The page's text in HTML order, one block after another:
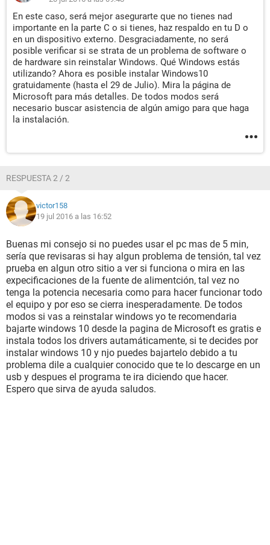
En este caso, será mejor asegurarte que no tienes nad
importante en la parte C o si tienes, haz respaldo en tu D o
en un dispositivo externo. Desgraciadamente, no será
posible verificar si se strata de un problema de software o
de hardware sin reinstalar Windows. Qué Windows estás
utilizando? Ahora es posible instalar Windows10
gratuidamente (hasta el 29 de Julio). Mira la página de
Microsoft para más detalles. De todos modos será
necesario buscar asistencia de algún amigo para que haga
la instalación.
RESPUESTA 2 / 2
victor158
19 jul 2016 a las 16:52
Buenas mi consejo si no puedes usar el pc mas de 5 min,
sería que revisaras si hay algun problema de tensión, tal vez
prueba en algun otro sitio a ver si funciona o mira en las
expecificaciones de la fuente de alimentción, tal vez no
tenga la potencia necesaria como para hacer funcionar todo
el equipo y por eso se cierra inesperadamente. De todos
modos si vas a reinstalar windows yo te recomendaria
bajarte windows 10 desde la pagina de Microsoft es gratis e
instala todos los drivers autamáticamente, si te decides por
instalar windows 10 y njo puedes bajartelo debido a tu
problema dile a cualquier conocido que te lo descarge en un
usb y despues el programa te ira diciendo que hacer.
Espero que sirva de ayuda saludos.